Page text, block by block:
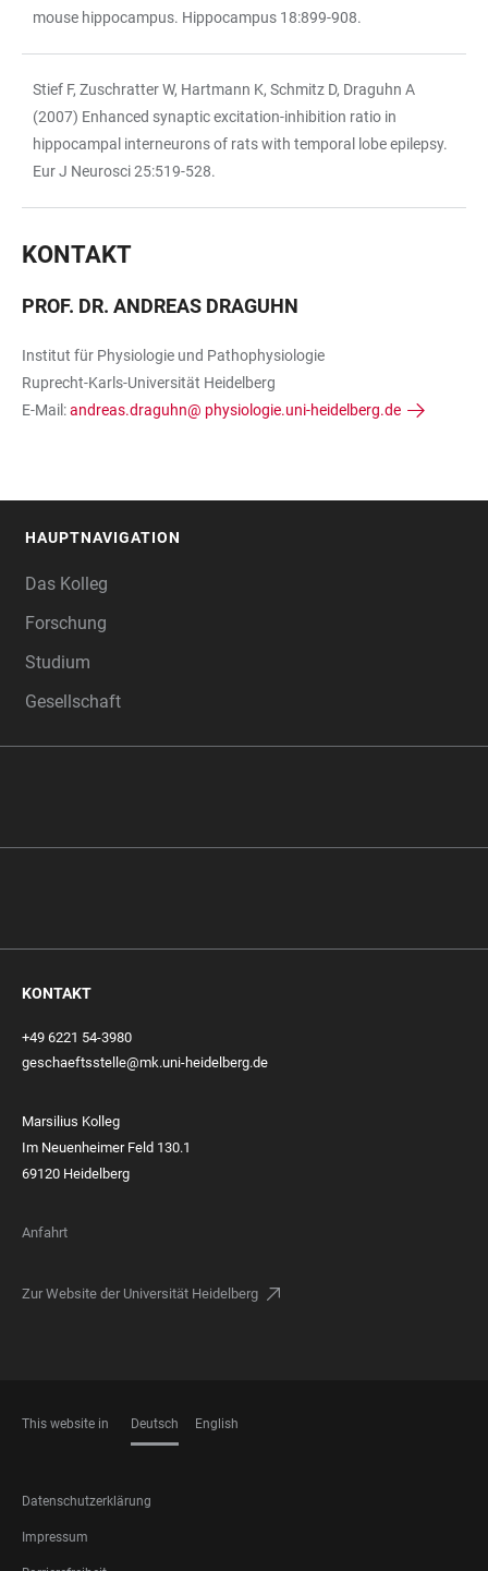
mouse hippocampus. Hippocampus 18:899-908.
Stief F, Zuschratter W, Hartmann K, Schmitz D, Draguhn A
(2007) Enhanced synaptic excitation-inhibition ratio in
hippocampal interneurons of rats with temporal lobe epilepsy.
Eur J Neurosci 25:519-528.
KONTAKT
PROF. DR. ANDREAS DRAGUHN
Institut für Physiologie und Pathophysiologie
Ruprecht-Karls-Universität Heidelberg
E-Mail:andreas.draguhn@ physiologie.uni-heidelberg.de
HAUPTNAVIGATION
Das Kolleg
Forschung
Studium
Gesellschaft
KONTAKT
+49 6221 54-3980
geschaeftsstelle@mk.uni-heidelberg.de
Marsilius Kolleg
Im Neuenheimer Feld 130.1
69120 Heidelberg
Anfahrt
Zur Website der Universität Heidelberg
This website in Deutsch English
FOOTER
LEGAL
Datenschutzerklärung
Impressum